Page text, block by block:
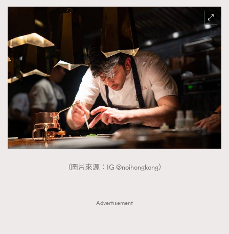
（圖片來源：IG @noihongkong）
Advertisement